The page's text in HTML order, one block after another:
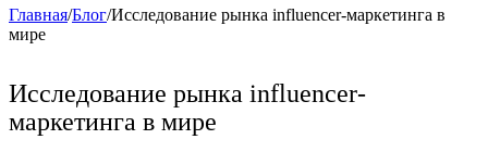
Главная/Блог/Исследование рынка influencer-маркетинга в
мире
Исследование рынка influencer-
маркетинга в мире